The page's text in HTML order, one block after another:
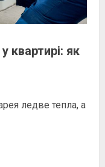
квартирі: як
ледве тепла, а